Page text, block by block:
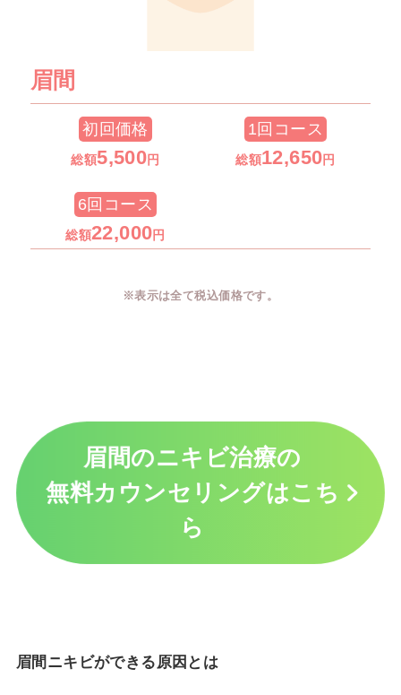
眉間
初回価格
総額5,500円
1回コース
総額12,650円
6回コース
総額22,000円
※表示は全て税込価格です。
眉間のニキビ治療の
無料カウンセリングはこち
ら
眉間ニキビができる原因とは